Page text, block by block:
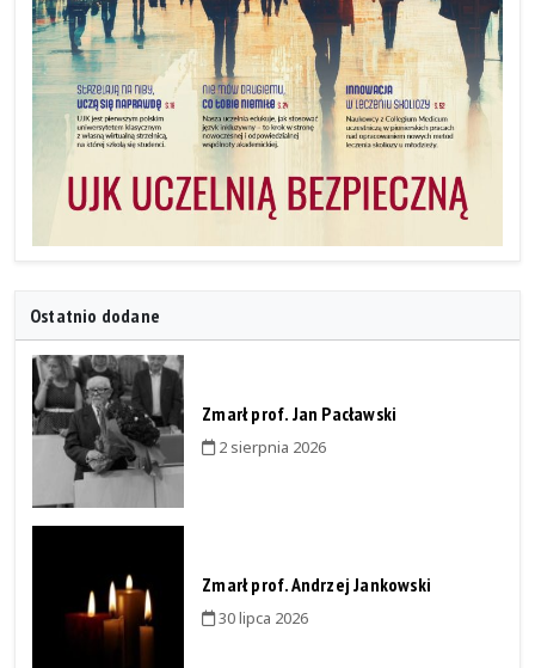
Ostatnio dodane
Zmarł prof. Jan Pacławski
2 sierpnia 2026
Zmarł prof. Andrzej Jankowski
30 lipca 2026